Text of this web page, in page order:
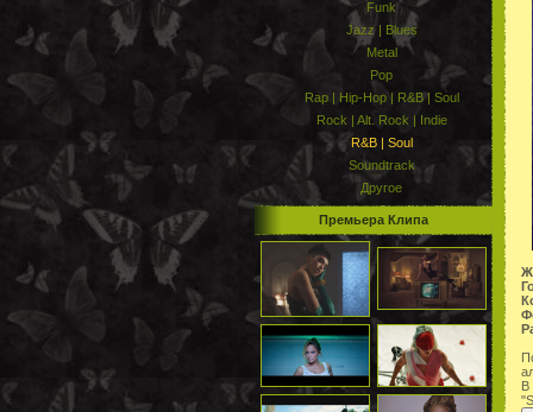
Funk
Jazz | Blues
Metal
Pop
Rap | Hip-Hop | R&B | Soul
Rock | Alt. Rock | Indie
R&B | Soul
Soundtrack
Другое
Премьера Клипа
В